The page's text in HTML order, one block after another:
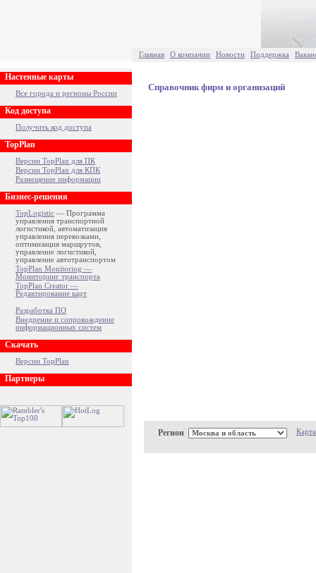
Главная О компании Новости Поддержка
Настенные карты
Все города и регионы России
Код доступа
Получить код доступа
TopPlan
Версии TopPlan для ПК
Версии TopPlan для КПК
Размещение информации
Бизнес-решения
TopLogistic — Программа
управления транспортной
логистикой, автоматизация
управления перевозками,
оптимизация маршрутов,
управление логистикой,
управление автотранспортом
TopPlan Monitoring —
Мониторинг транспорта
TopPlan Creator —
Редактирование карт
Разработка ПО
Внедрение и сопровождение
информационных систем
Скачать
Версии TopPlan
Партнеры
Справочник фирм и организаций
Регион Карта